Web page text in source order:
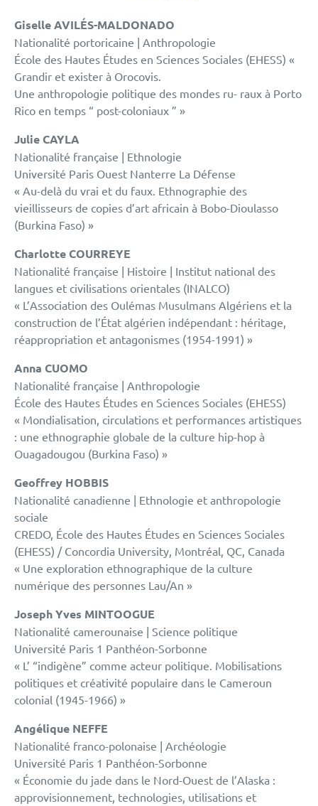
Giselle AVILÉS-MALDONADO
Nationalité portoricaine | Anthropologie
École des Hautes Études en Sciences Sociales (EHESS) «
Grandir et exister à Orocovis.
Une anthropologie politique des mondes ru- raux à Porto
Rico en temps “ post-coloniaux ” »
Julie CAYLA
Nationalité française | Ethnologie
Université Paris Ouest Nanterre La Défense
« Au-delà du vrai et du faux. Ethnographie des
vieillisseurs de copies d’art africain à Bobo-Dioulasso
(Burkina Faso) »
Charlotte COURREYE
Nationalité française | Histoire | Institut national des
langues et civilisations orientales (INALCO)
« L’Association des Oulémas Musulmans Algériens et la
construction de l’État algérien indépendant : héritage,
réappropriation et antagonismes (1954-1991) »
Anna CUOMO
Nationalité française | Anthropologie
École des Hautes Études en Sciences Sociales (EHESS)
« Mondialisation, circulations et performances artistiques
: une ethnographie globale de la culture hip-hop à
Ouagadougou (Burkina Faso) »
Geoffrey HOBBIS
Nationalité canadienne | Ethnologie et anthropologie
sociale
CREDO, École des Hautes Études en Sciences Sociales
(EHESS) / Concordia University, Montréal, QC, Canada
« Une exploration ethnographique de la culture
numérique des personnes Lau/An »
Joseph Yves MINTOOGUE
Nationalité camerounaise | Science politique
Université Paris 1 Panthéon-Sorbonne
« L’ “indigène” comme acteur politique. Mobilisations
politiques et créativité populaire dans le Cameroun
colonial (1945-1966) »
Angélique NEFFE
Nationalité franco-polonaise | Archéologie
Université Paris 1 Panthéon-Sorbonne
« Économie du jade dans le Nord-Ouest de l’Alaska :
approvisionnement, technologies, utilisations et